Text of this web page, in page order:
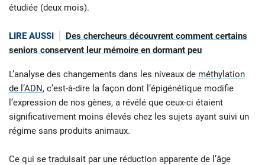
étudiée (deux mois).
LIRE AUSSI
Des chercheurs découvrent comment certains
seniors conservent leur mémoire en dormant peu
L’analyse des changements dans les niveaux de méthylation
de l’ADN, c’est-à-dire la façon dont l’épigénétique modifie
l’expression de nos gènes, a révélé que ceux-ci étaient
significativement moins élevés chez les sujets ayant suivi un
régime sans produits animaux.
Ce qui se traduisait par une réduction apparente de l’âge